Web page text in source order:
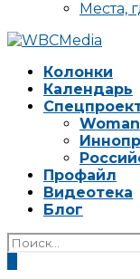
Места,
Колонки
Календарь
Профайл
Видеотека
Блог